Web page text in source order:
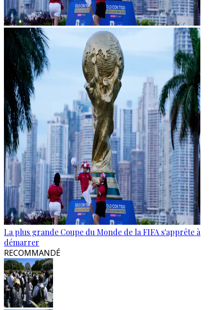
La plus grande Coupe du Monde de la FIFA s'apprête à
démarrer
RECOMMANDÉ